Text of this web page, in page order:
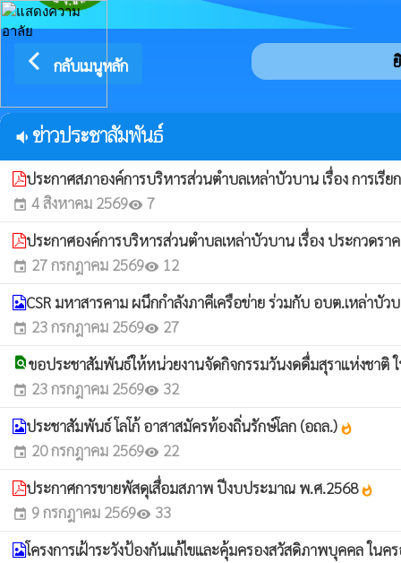
arrow_back_ios กลับเมนูหลัก
volume_down ข่าวประชาสัมพันธ์
ประกาศสภาองค์การบริหารส่วนตำบลเหล่าบัวบาน เรื่อง การเ
event 4 สิงหาคม 2569visibility 7
ประกาศองค์การบริหารส่วนตำบลเหล่าบัวบาน เรื่อง ประกวดร
event 27 กรกฎาคม 2569visibility 12
CSR มหาสารคาม ผนึกกำลังภาคีเครือข่าย ร่วมกับ อบต.เหล่า
event 23 กรกฎาคม 2569visibility 27
find_in_pageขอประชาสัมพันธ์ให้หน่วยงานจัดกิจกรรมวันงดดื่มสุราแห่งชาติ
event 23 กรกฎาคม 2569visibility 32
ประชาสัมพันธ์ โลโก้ อาสาสมัครท้องถิ่นรักษ์โลก (อถล.) whatshot
event 20 กรกฎาคม 2569visibility 22
ประกาศการขายพัสดุเสื่อมสภาพ ปีงบประมาณ พ.ศ.2568whatshot
event 9 กรกฎาคม 2569visibility 33
โครงการเฝ้าระวังป้องกันแก้ไขและคุ้มครองสวัสดิภาพบุคคล ใ